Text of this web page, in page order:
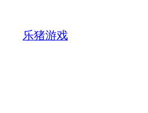
乐猪游戏